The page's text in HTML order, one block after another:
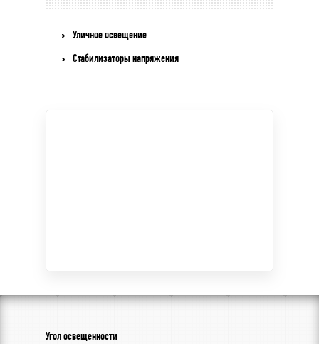
Уличное освещение
Стабилизаторы напряжения
Угол освещенности